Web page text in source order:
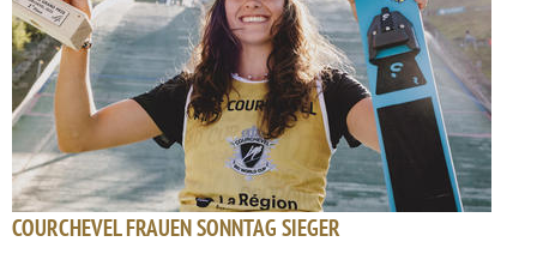
COURCHEVEL FRAUEN SONNTAG SIEGER